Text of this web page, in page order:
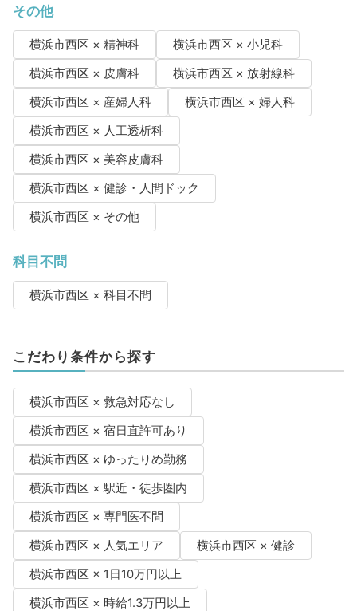
その他
横浜市西区 × 精神科
横浜市西区 × 小児科
横浜市西区 × 皮膚科
横浜市西区 × 放射線科
横浜市西区 × 産婦人科
横浜市西区 × 婦人科
横浜市西区 × 人工透析科
横浜市西区 × 美容皮膚科
横浜市西区 × 健診・人間ドック
横浜市西区 × その他
科目不問
横浜市西区 × 科目不問
こだわり条件から探す
横浜市西区 × 救急対応なし
横浜市西区 × 宿日直許可あり
横浜市西区 × ゆったりめ勤務
横浜市西区 × 駅近・徒歩圏内
横浜市西区 × 専門医不問
横浜市西区 × 人気エリア
横浜市西区 × 健診
横浜市西区 × 1日10万円以上
横浜市西区 × 時給1.3万円以上